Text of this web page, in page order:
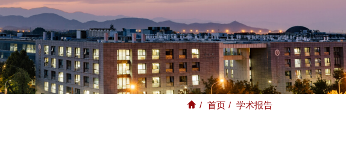
/ 首页 / 学术报告